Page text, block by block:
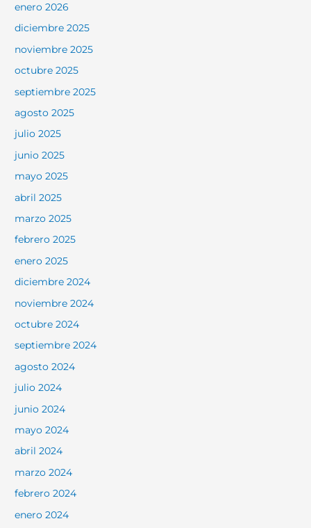
enero 2026
diciembre 2025
noviembre 2025
octubre 2025
septiembre 2025
agosto 2025
julio 2025
junio 2025
mayo 2025
abril 2025
marzo 2025
febrero 2025
enero 2025
diciembre 2024
noviembre 2024
octubre 2024
septiembre 2024
agosto 2024
julio 2024
junio 2024
mayo 2024
abril 2024
marzo 2024
febrero 2024
enero 2024